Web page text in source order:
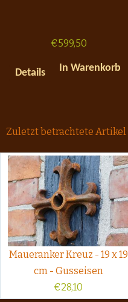
€599,50
Details In Warenkorb
Zuletzt betrachtete Artikel
Maueranker Kreuz - 19 x 19
cm - Gusseisen
€28,10